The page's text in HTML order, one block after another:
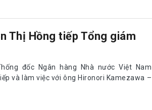
Thị Hồng tiếp Tổng giám
đốc Ngân hàng Nhà nước Việt Nam
và làm việc với ông Hironori Kamezawa –